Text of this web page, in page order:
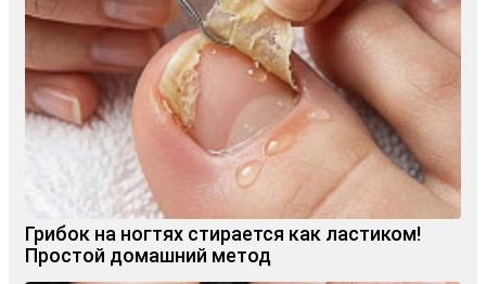
Грибок на ногтях стирается как ластиком!
Простой домашний метод